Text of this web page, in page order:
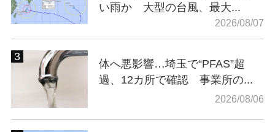
い雨か 大型の台風、最大...
2026/08/07
体へ悪影響…埼玉で“PFAS”超
過、12カ所で確認 事業所の...
2026/08/06